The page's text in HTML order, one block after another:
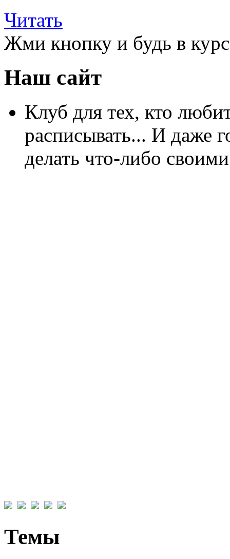
Читать
Жми кнопку и будь в
Наш сайт
Клуб для тех, кто
расписывать... И даже
делать что-либо
Темы